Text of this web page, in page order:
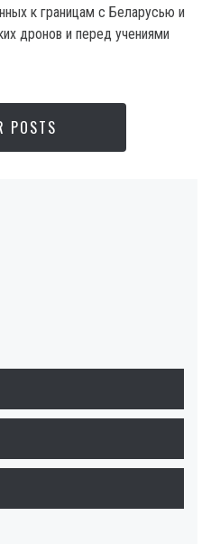
к границам с Беларусью и
дронов и перед учениями
POSTS